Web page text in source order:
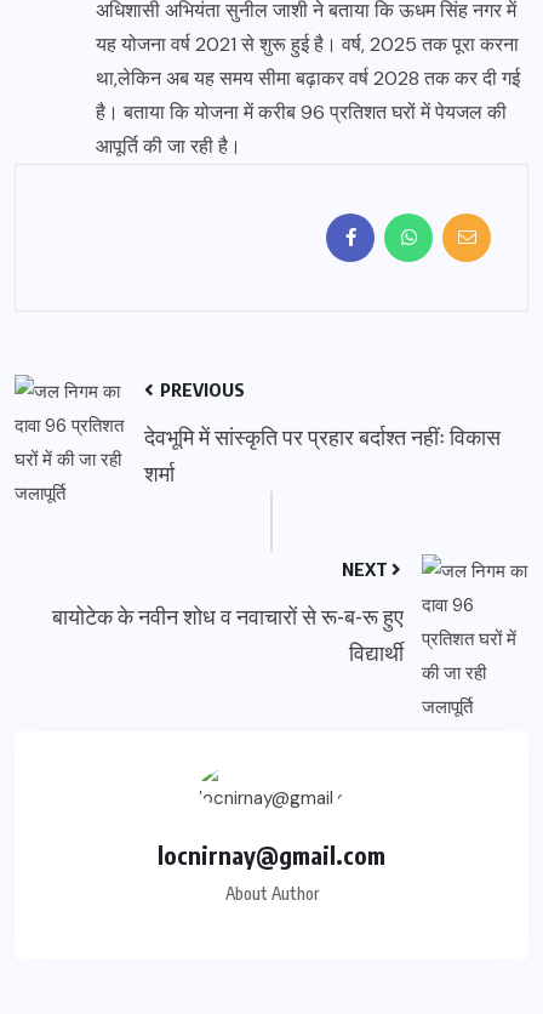
अधिशासी अभियंता सुनील जाशी ने बताया कि ऊधम सिंह नगर में
यह योजना वर्ष 2021 से शुरू हुई है। वर्ष, 2025 तक पूरा करना
था,लेकिन अब यह समय सीमा बढ़ाकर वर्ष 2028 तक कर दी गई
है। बताया कि योजना में करीब 96 प्रतिशत घरों में पेयजल की
आपूर्ति की जा रही है।
PREVIOUS
देवभूमि में सांस्कृति पर प्रहार बर्दाश्त नहींः विकास
शर्मा
NEXT
बायोटेक के नवीन शोध व नवाचारों से रू-ब-रू हुए
विद्यार्थी
locnirnay@gmail.com
About Author